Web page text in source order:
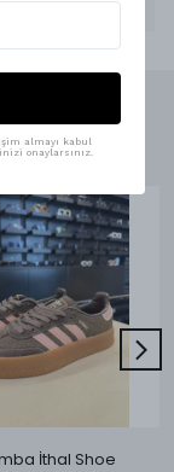
İthal Shoe
almayı kabul
onaylarsınız.